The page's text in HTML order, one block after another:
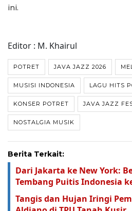
ini.
Editor : M. Khairul
POTRET JAVA JAZZ 2026
MUSISI INDONESIA LAGU HITS
KONSER POTRET JAVA JAZZ
NOSTALGIA MUSIK
Berita Terkait:
Dari Jakarta ke New York:
Tembang Puitis Indonesia
Tangis dan Hujan Iringi